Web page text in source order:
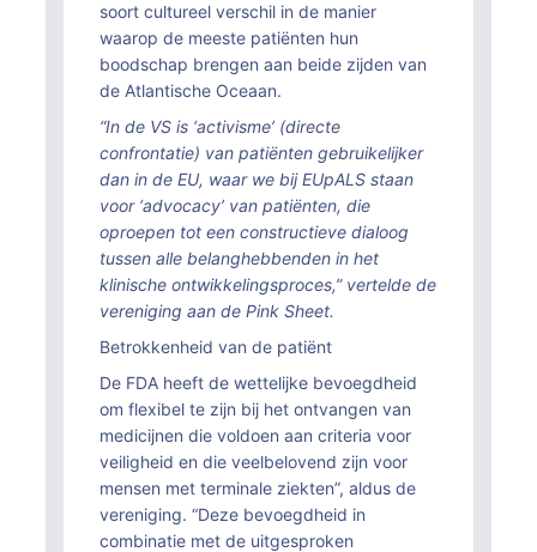
soort cultureel verschil in de manier
waarop de meeste patiënten hun
boodschap brengen aan beide zijden van
de Atlantische Oceaan.
“In de VS is ‘activisme’ (directe
confrontatie) van patiënten gebruikelijker
dan in de EU, waar we bij EUpALS staan
voor ‘advocacy’ van patiënten, die
oproepen tot een constructieve dialoog
tussen alle belanghebbenden in het
klinische ontwikkelingsproces,” vertelde de
vereniging aan de Pink Sheet.
Betrokkenheid van de patiënt
De FDA heeft de wettelijke bevoegdheid
om flexibel te zijn bij het ontvangen van
medicijnen die voldoen aan criteria voor
veiligheid en die veelbelovend zijn voor
mensen met terminale ziekten”, aldus de
vereniging. “Deze bevoegdheid in
combinatie met de uitgesproken